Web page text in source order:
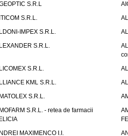
S.R.L
S.R.L.
IMPEX S.R.L.
S.R.L.
S.R.L.
KML S.R.L.
S.R.L.
S.R.L. - retea de farmacii
MAXIMENCO I.I.